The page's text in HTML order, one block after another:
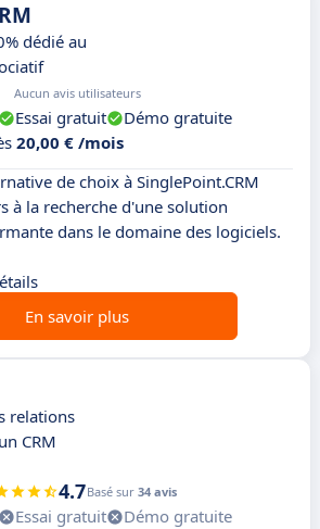
dédié au
Aucun avis utilisateurs
Essai gratuit
Démo gratuite
20,00 € /mois
de choix à SinglePoint.CRM
à la recherche d'une solution
dans le domaine des logiciels.
En savoir plus
relations
CRM
4.7Basé sur 34 avis
Essai gratuit
Démo gratuite